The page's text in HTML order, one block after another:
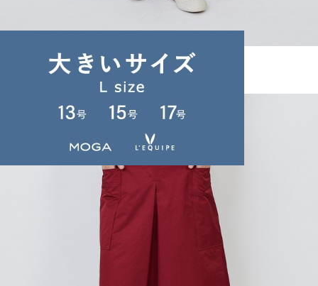
デニムパンツ (でにむぱんつ) /